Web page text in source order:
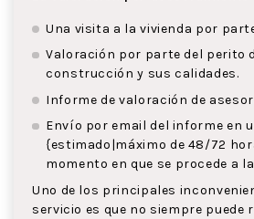
Una visita a la vivienda por
Valoración por parte del perito
construcción y sus calidades.
Informe de valoración de
Envío por email del informe en
{estimado|máximo de 48/72
momento en que se procede a
Uno de los principales
servicio es que no siempre puede